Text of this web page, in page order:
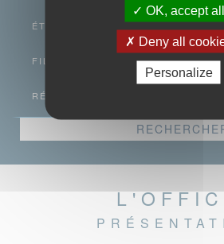
ÉTENDRE
FILTRES
RÉFÉRENCE
OK, accept all
Deny all
Personalize